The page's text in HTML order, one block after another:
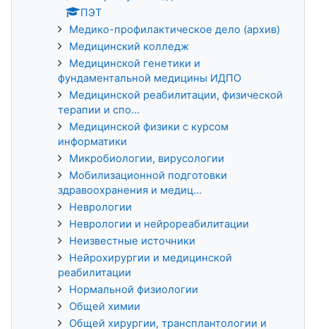
ПЭТ
Медико-профилактическое дело (архив)
Медицинский колледж
Медицинской генетики и
фундаментальной медицины ИДПО
Медицинской реабилитации, физической
терапии и спо...
Медицинской физики с курсом
информатики
Микробиологии, вирусологии
Мобилизационной подготовки
здравоохранения и медиц...
Неврологии
Неврологии и нейрореабилитации
Неизвестные источники
Нейрохирургии и медицинской
реабилитации
Нормальной физиологии
Общей химии
Общей хирургии, трансплантологии и